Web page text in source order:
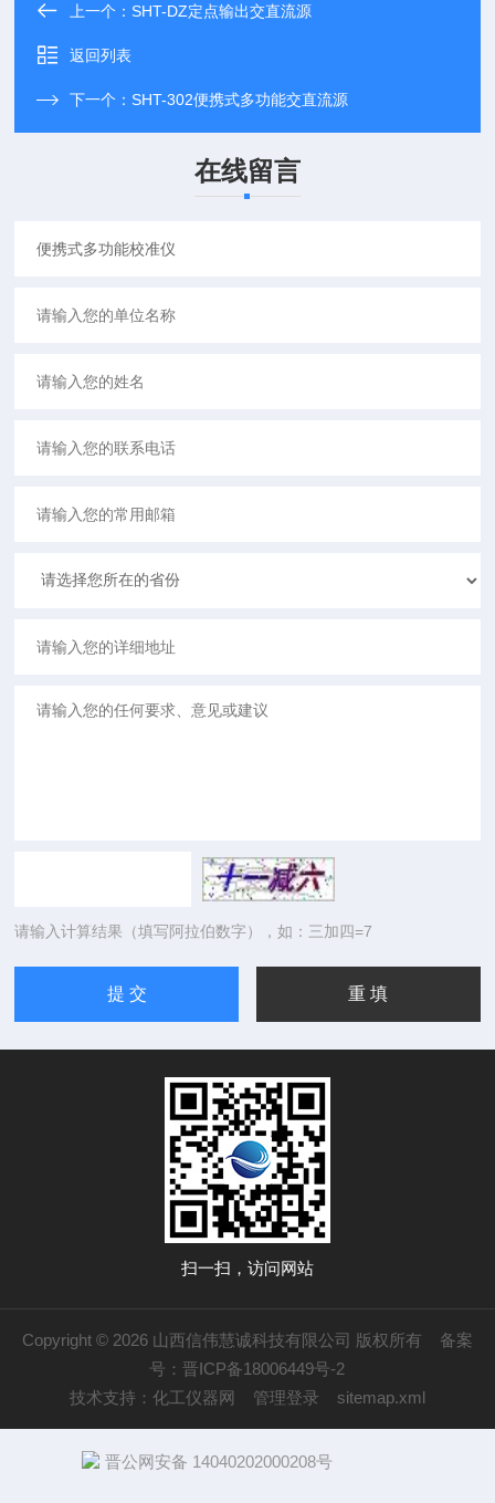
上一个：SHT-DZ定点输出交直流源
返回列表
下一个：SHT-302便携式多功能交直流源
在线留言
请输入计算结果（填写阿拉伯数字），如：三加四=7
扫一扫，访问网站
Copyright © 2026 山西信伟慧诚科技有限公司 版权所有 备案
号：晋ICP备18006449号-2
技术支持： 化工仪器网 管理登录 sitemap.xml
晋公网安备 14040202000208号